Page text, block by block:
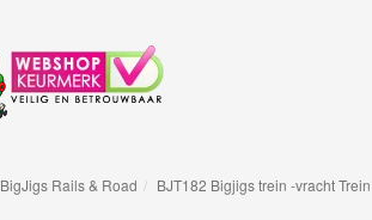
BigJigs Rails & Road BJT182 Bigjigs trein -vracht